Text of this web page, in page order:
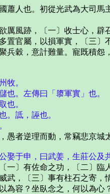
也。初從光武為大司馬主
風跡，〔一〕收士心，辟
置官屬，以損軍實，〔三
兵穀，意計難量。寵既積怨
。
。左傳曰「隳軍實」也。
。
詆，誣也。
者逆理而動，常竊悲京城
娶于申，曰武姜，生莊公及
〕有佐命之功，〔二〕臨
武，〔三〕事有柱石之寄
為容？坐臥念之，何以為